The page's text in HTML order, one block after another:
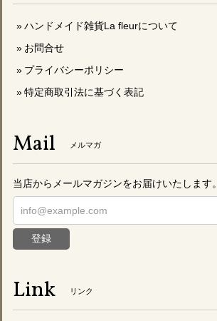
ハンドメイド雑貨La fleurについて
お問合せ
プライバシーポリシー
特定商取引法に基づく表記
Mail メルマガ
当店からメールマガジンをお届けいたします。
登録
Link リンク